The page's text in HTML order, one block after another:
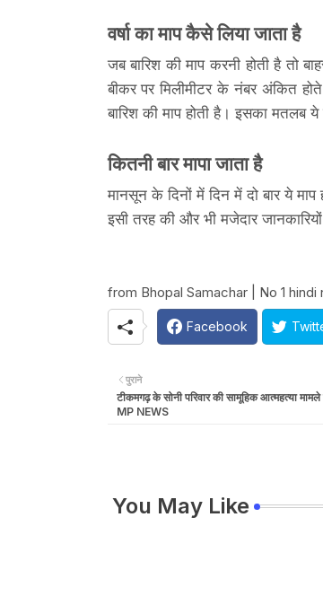
वर्षा का माप कैसे लिया जाता है
जब बारिश की माप करनी होती है तो
बीकर पर मिलीमीटर के नंबर अंकित
बारिश की माप होती है। इसका मतलब ये
कितनी बार मापा जाता है
मानसून के दिनों में दिन में दो बार ये
इसी तरह की और भी मजेदार
from Bhopal Samachar | No 1
Facebook
पुराने
टीकमगढ़ के सोनी परिवार की सामूहिक आत्महत्या
MP NEWS
You May Like